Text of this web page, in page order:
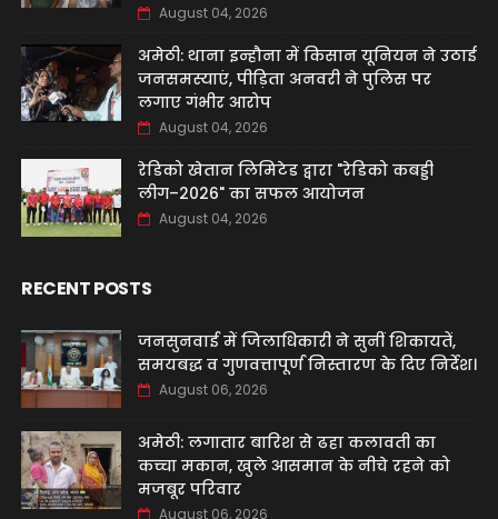
August 04, 2026
अमेठी: थाना इन्हौना में किसान यूनियन ने उठाई
जनसमस्याएं, पीड़िता अनवरी ने पुलिस पर
लगाए गंभीर आरोप
August 04, 2026
रेडिको खेतान लिमिटेड द्वारा "रेडिको कबड्डी
लीग–2026" का सफल आयोजन
August 04, 2026
RECENT POSTS
जनसुनवाई में जिलाधिकारी ने सुनीं शिकायतें,
समयबद्ध व गुणवत्तापूर्ण निस्तारण के दिए निर्देश।
August 06, 2026
अमेठी: लगातार बारिश से ढहा कलावती का
कच्चा मकान, खुले आसमान के नीचे रहने को
मजबूर परिवार
August 06, 2026